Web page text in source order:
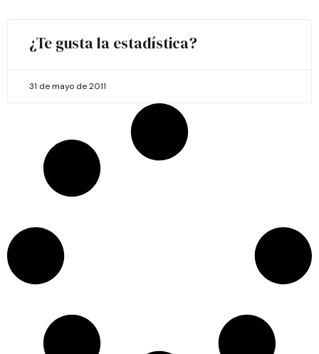
¿Te gusta la estadística?
31 de mayo de 2011